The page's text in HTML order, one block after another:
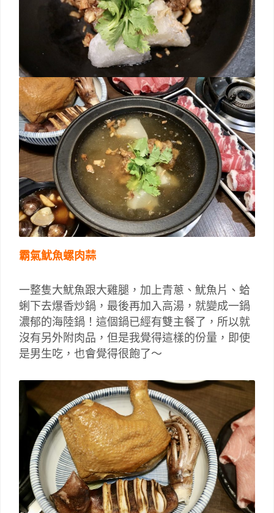
霸氣魷魚螺肉蒜
一整隻大魷魚跟大雞腿，加上青蔥、魷魚片、蛤
蜊下去爆香炒鍋，最後再加入高湯，就變成一鍋
濃郁的海陸鍋！這個鍋已經有雙主餐了，所以就
沒有另外附肉品，但是我覺得這樣的份量，即使
是男生吃，也會覺得很飽了～